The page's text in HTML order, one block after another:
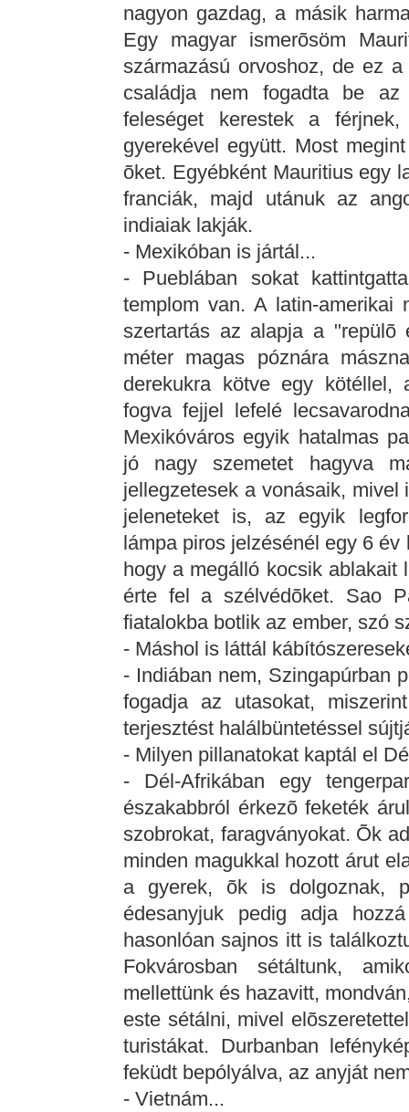
nagyon gazdag, a másik
Egy magyar ismerõsöm
származású orvoshoz, de ez
családja nem fogadta be
feleséget kerestek a
gyerekével együtt. Most
õket. Egyébként Mauritius egy
franciák, majd utánuk az
indiaiak lakják.
- Mexikóban is jártál...
- Pueblában sokat
templom van. A latin-amerikai
szertartás az alapja a "repülõ
méter magas póznára
derekukra kötve egy kötéllel,
fogva fejjel lefelé
Mexikóváros egyik hatalmas
jó nagy szemetet hagyva
jellegzetesek a vonásaik, mivel
jeleneteket is, az egyik
lámpa piros jelzésénél egy 6
hogy a megálló kocsik ablakait
érte fel a szélvédõket. Sao
fiatalokba botlik az ember, szó
- Máshol is láttál
- Indiában nem, Szingapúrban
fogadja az utasokat,
terjesztést halálbüntetéssel
- Milyen pillanatokat kaptál el
- Dél-Afrikában egy
északabbról érkezõ feketék
szobrokat, faragványokat. Õk
minden magukkal hozott árut
a gyerek, õk is dolgoznak,
édesanyjuk pedig adja
hasonlóan sajnos itt is
Fokvárosban sétáltunk,
mellettünk és hazavitt,
este sétálni, mivel
turistákat. Durbanban
feküdt bepólyálva, az anyját
- Vietnám...